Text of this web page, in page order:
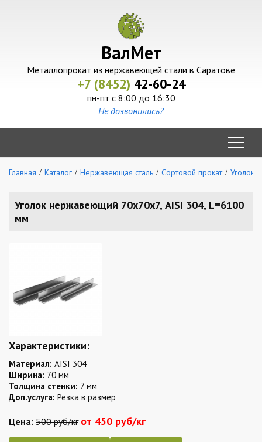
ВалМет
Металлопрокат из нержавеющей стали в Саратове
+7 (8452) 42-60-24
пн-пт с 8:00 до 16:30
Не дозвонились?
Главная Каталог Нержавеющая сталь Сортовой прокат Уголок
Уголок нержавеющий 70х70х7, AISI 304, L=6100
мм
Характеристики:
Материал: AISI 304
Ширина: 70 мм
Толщина стенки: 7 мм
Доп.услуга: Резка в размер
Цена: 500 руб/кг от 450 руб/кг